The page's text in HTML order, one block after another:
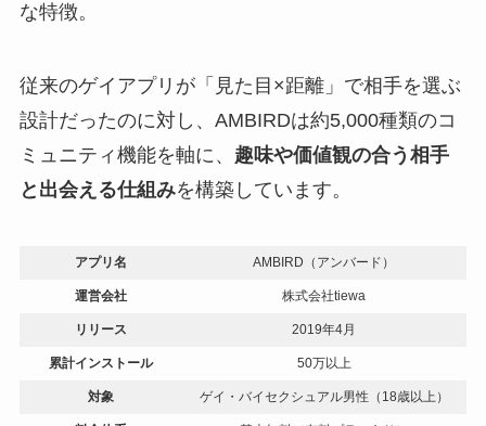
な特徴。
従来のゲイアプリが「見た目×距離」で相手を選ぶ
設計だったのに対し、AMBIRDは約5,000種類のコ
ミュニティ機能を軸に、 趣味や価値観の合う相手
と出会える仕組みを構築しています。
アプリ名 AMBIRD（アンバード）
運営会社 株式会社tiewa
リリース 2019年4月
累計インストール 50万以上
対象 ゲイ・バイセクシュアル男性（18歳以上）